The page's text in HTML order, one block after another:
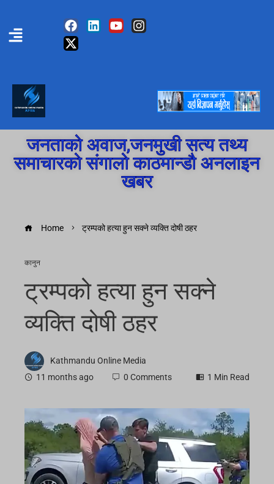
जनताको अवाज,जनमुखी सत्य तथ्य
समाचारको संगालो काठमान्डौ अनलाइन
खबर
Home ट्रम्पको हत्या हुन सक्ने व्यक्ति दोषी ठहर
कानुन
ट्रम्पको हत्या हुन सक्ने
व्यक्ति दोषी ठहर
Kathmandu Online Media
11 months ago
0 Comments 1 Min Read